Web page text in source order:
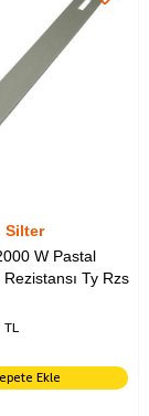
Silter
W Pastal
Ty Rzs
TL
Ekle